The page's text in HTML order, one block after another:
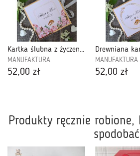
Kartka ślubna z życzeniami, pamiątka ślubu, pudełko na pieniądze-PPS2309
MANUFAKTURA
52,00 zł
MANUFAKTURA
52,00 zł
Produkty ręcznie robione,
spodobać